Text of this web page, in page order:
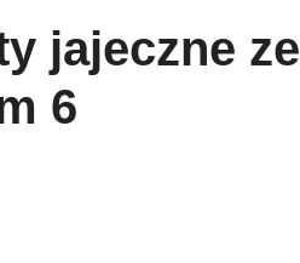
jajeczne ze
6